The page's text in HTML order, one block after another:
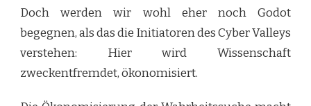
Doch werden wir wohl eher noch Godot
begegnen, als das die Initiatoren des Cyber Valleys
verstehen: Hier wird Wissenschaft
zweckentfremdet, ökonomisiert.